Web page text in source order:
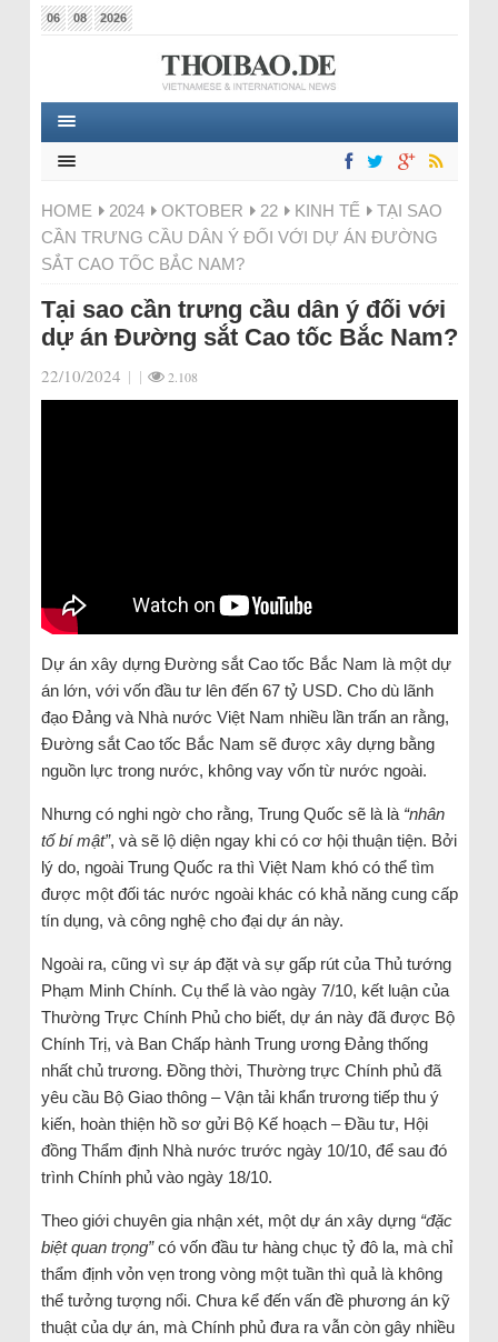
06 08 2026
HOME 2024 OKTOBER 22 KINH TẾ
TẠI SAO
CẦN TRƯNG CẦU DÂN Ý ĐỐI VỚI DỰ ÁN ĐƯỜNG
SẮT CAO TỐC BẮC NAM?
Tại sao cần trưng cầu dân ý đối với
dự án Đường sắt Cao tốc Bắc Nam?
22/10/2024 | | 2.108
Dự án xây dựng Đường sắt Cao tốc Bắc Nam là một dự
án lớn, với vốn đầu tư lên đến 67 tỷ USD. Cho dù lãnh
đạo Đảng và Nhà nước Việt Nam nhiều lần trấn an rằng,
Đường sắt Cao tốc Bắc Nam sẽ được xây dựng bằng
nguồn lực trong nước, không vay vốn từ nước ngoài.
Nhưng có nghi ngờ cho rằng, Trung Quốc sẽ là là “nhân
tố bí mật”, và sẽ lộ diện ngay khi có cơ hội thuận tiện. Bởi
lý do, ngoài Trung Quốc ra thì Việt Nam khó có thể tìm
được một đối tác nước ngoài khác có khả năng cung cấp
tín dụng, và công nghệ cho đại dự án này.
Ngoài ra, cũng vì sự áp đặt và sự gấp rút của Thủ tướng
Phạm Minh Chính. Cụ thể là vào ngày 7/10, kết luận của
Thường Trực Chính Phủ cho biết, dự án này đã được Bộ
Chính Trị, và Ban Chấp hành Trung ương Đảng thống
nhất chủ trương. Đồng thời, Thường trực Chính phủ đã
yêu cầu Bộ Giao thông – Vận tải khẩn trương tiếp thu ý
kiến, hoàn thiện hồ sơ gửi Bộ Kế hoạch – Đầu tư, Hội
đồng Thẩm định Nhà nước trước ngày 10/10, để sau đó
trình Chính phủ vào ngày 18/10.
Theo giới chuyên gia nhận xét, một dự án xây dựng “đặc
biệt quan trọng”có vốn đầu tư hàng chục tỷ đô la, mà chỉ
thẩm định vỏn vẹn trong vòng một tuần thì quả là không
thể tưởng tượng nổi. Chưa kể đến vấn đề phương án kỹ
thuật của dự án, mà Chính phủ đưa ra vẫn còn gây nhiều